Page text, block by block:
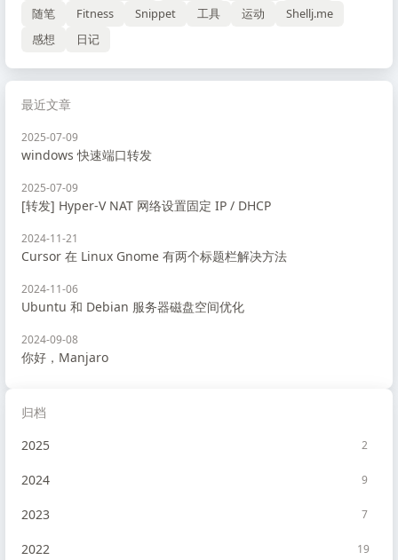
随笔
Fitness Snippet 工具 运动
Shellj.me
感想
日记
最近文章
2025-07-09
windows 快速端口转发
2025-07-09
[转发] Hyper-V NAT 网络设置固定 IP / DHCP
2024-11-21
Cursor 在 Linux Gnome 有两个标题栏解决方法
2024-11-06
Ubuntu 和 Debian 服务器磁盘空间优化
2024-09-08
你好，Manjaro
归档
2025
2
2024 9
2023 7
2022 19